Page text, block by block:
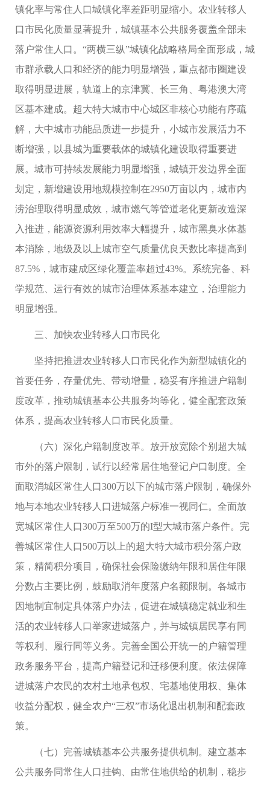
镇化率与常住人口城镇化率差距明显缩小。农业转移人
口市民化质量显著提升，城镇基本公共服务覆盖全部未
落户常住人口。“两横三纵”城镇化战略格局全面形成，城
市群承载人口和经济的能力明显增强，重点都市圈建设
取得明显进展，轨道上的京津冀、长三角、粤港澳大湾
区基本建成。超大特大城市中心城区非核心功能有序疏
解，大中城市功能品质进一步提升，小城市发展活力不
断增强，以县城为重要载体的城镇化建设取得重要进
展。城市可持续发展能力明显增强，城镇开发边界全面
划定，新增建设用地规模控制在2950万亩以内，城市内
涝治理取得明显成效，城市燃气等管道老化更新改造深
入推进，能源资源利用效率大幅提升，城市黑臭水体基
本消除，地级及以上城市空气质量优良天数比率提高到
87.5%，城市建成区绿化覆盖率超过43%。系统完备、科
学规范、运行有效的城市治理体系基本建立，治理能力
明显增强。
三、加快农业转移人口市民化
坚持把推进农业转移人口市民化作为新型城镇化的
首要任务，存量优先、带动增量，稳妥有序推进户籍制
度改革，推动城镇基本公共服务均等化，健全配套政策
体系，提高农业转移人口市民化质量。
（六）深化户籍制度改革。放开放宽除个别超大城
市外的落户限制，试行以经常居住地登记户口制度。全
面取消城区常住人口300万以下的城市落户限制，确保外
地与本地农业转移人口进城落户标准一视同仁。全面放
宽城区常住人口300万至500万的I型大城市落户条件。完
善城区常住人口500万以上的超大特大城市积分落户政
策，精简积分项目，确保社会保险缴纳年限和居住年限
分数占主要比例，鼓励取消年度落户名额限制。各城市
因地制宜制定具体落户办法，促进在城镇稳定就业和生
活的农业转移人口举家进城落户，并与城镇居民享有同
等权利、履行同等义务。完善全国公开统一的户籍管理
政务服务平台，提高户籍登记和迁移便利度。依法保障
进城落户农民的农村土地承包权、宅基地使用权、集体
收益分配权，健全农户“三权”市场化退出机制和配套政
策。
（七）完善城镇基本公共服务提供机制。建立基本
公共服务同常住人口挂钩、由常住地供给的机制，稳步